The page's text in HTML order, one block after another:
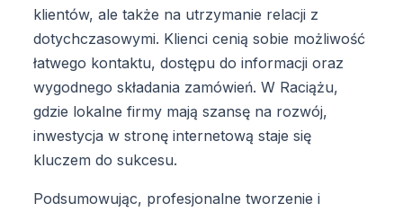
klientów, ale także na utrzymanie relacji z
dotychczasowymi. Klienci cenią sobie możliwość
łatwego kontaktu, dostępu do informacji oraz
wygodnego składania zamówień. W Raciążu,
gdzie lokalne firmy mają szansę na rozwój,
inwestycja w stronę internetową staje się
kluczem do sukcesu.
Podsumowując, profesjonalne tworzenie i